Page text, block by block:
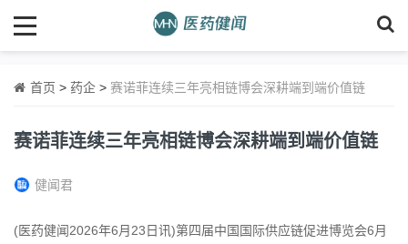
首页 > 药企 > 赛诺菲连续三年亮相链博会深耕端到端价值链
赛诺菲连续三年亮相链博会深耕端到端价值链
健闻君
(医药健闻2026年6月23日讯)第四届中国国际供应链促进博览会6月